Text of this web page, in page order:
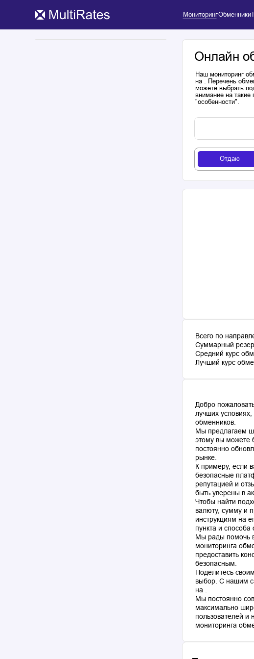
МониторингОбменники
Онлайн
Наш мониторинг
на . Перечень
можете выбрать
внимание на
"особенности".
Отдаю
Всего по
Суммарный
Средний курс
Лучший курс
Добро
лучших
обменников.
Мы предлагаем
этому вы можете
постоянно
рынке.
К примеру, если
безопасные
репутацией и
быть уверены в
Чтобы найти
валюту, сумму и
инструкциям на
пункта и способа
Мы рады помочь
мониторинга
предоставить
безопасным.
Поделитесь
выбор. С нашим
на .
Мы постоянно
максимально
пользователей